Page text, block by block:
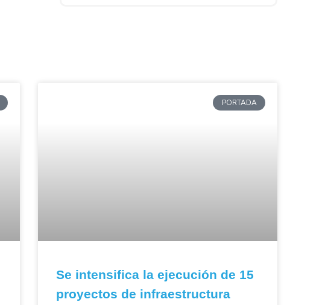
PORTADA
Se intensifica la ejecución de 15
proyectos de infraestructura